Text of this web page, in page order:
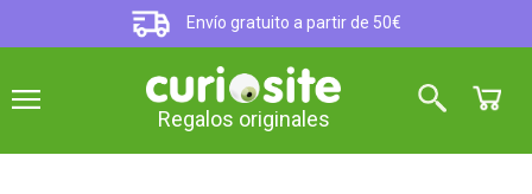
Envío gratuito a partir de 50€
Regalos originales